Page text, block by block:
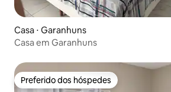
Casa ⋅ Garanhuns
Casa em Garanhuns
Preferido dos hóspedes
Preferido dos hóspedes